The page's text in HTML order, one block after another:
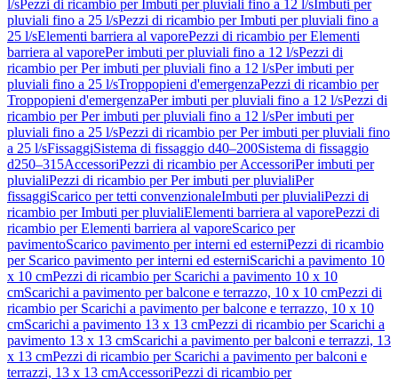
l/sPezzi di ricambio per Imbuti per pluviali fino a 12 l/sImbuti per
pluviali fino a 25 l/sPezzi di ricambio per Imbuti per pluviali fino a
25 l/sElementi barriera al vaporePezzi di ricambio per Elementi
barriera al vaporePer imbuti per pluviali fino a 12 l/sPezzi di
ricambio per Per imbuti per pluviali fino a 12 l/sPer imbuti per
pluviali fino a 25 l/sTroppopieni d'emergenzaPezzi di ricambio per
Troppopieni d'emergenzaPer imbuti per pluviali fino a 12 l/sPezzi di
ricambio per Per imbuti per pluviali fino a 12 l/sPer imbuti per
pluviali fino a 25 l/sPezzi di ricambio per Per imbuti per pluviali fino
a 25 l/sFissaggiSistema di fissaggio d40–200Sistema di fissaggio
d250–315AccessoriPezzi di ricambio per AccessoriPer imbuti per
pluvialiPezzi di ricambio per Per imbuti per pluvialiPer
fissaggiScarico per tetti convenzionaleImbuti per pluvialiPezzi di
ricambio per Imbuti per pluvialiElementi barriera al vaporePezzi di
ricambio per Elementi barriera al vaporeScarico per
pavimentoScarico pavimento per interni ed esterniPezzi di ricambio
per Scarico pavimento per interni ed esterniScarichi a pavimento 10
x 10 cmPezzi di ricambio per Scarichi a pavimento 10 x 10
cmScarichi a pavimento per balcone e terrazzo, 10 x 10 cmPezzi di
ricambio per Scarichi a pavimento per balcone e terrazzo, 10 x 10
cmScarichi a pavimento 13 x 13 cmPezzi di ricambio per Scarichi a
pavimento 13 x 13 cmScarichi a pavimento per balconi e terrazzi, 13
x 13 cmPezzi di ricambio per Scarichi a pavimento per balconi e
terrazzi, 13 x 13 cmAccessoriPezzi di ricambio per